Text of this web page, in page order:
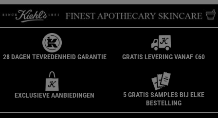
28 DAGEN TEVREDENHEID GARANTIE GRATIS LEVERING VANAF €60
EXCLUSIEVE AANBIEDINGEN
5 GRATIS SAMPLES BIJ ELKE
BESTELLING